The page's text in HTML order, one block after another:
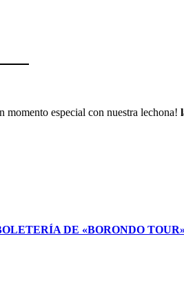
momento especial con nuestra lechona!
DE «BORONDO TOUR»